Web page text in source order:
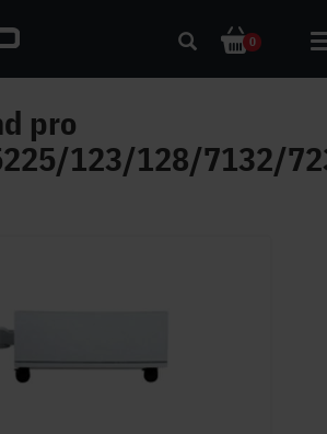
0
pro
123/128/7132/